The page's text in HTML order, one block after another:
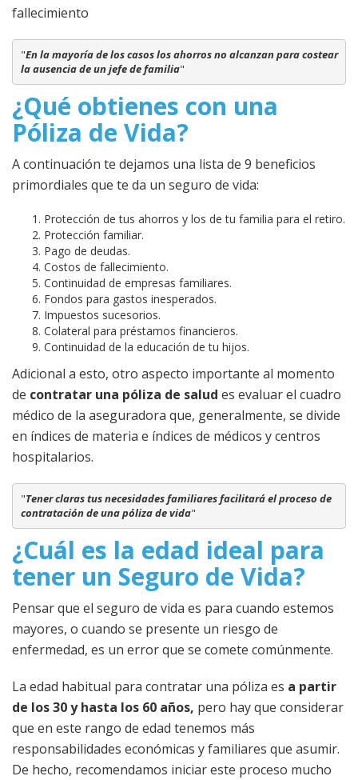
fallecimiento
"En la mayoría de los casos los ahorros no alcanzan para costear
la ausencia de un jefe de familia"
¿Qué obtienes con una
Póliza de Vida?
A continuación te dejamos una lista de 9 beneficios
primordiales que te da un seguro de vida:
Protección de tus ahorros y los de tu familia para el retiro.
Protección familiar.
Pago de deudas.
Costos de fallecimiento.
Continuidad de empresas familiares.
Fondos para gastos inesperados.
Impuestos sucesorios.
Colateral para préstamos financieros.
Continuidad de la educación de tu hijos.
Adicional a esto, otro aspecto importante al momento
de contratar una póliza de salud es evaluar el cuadro
médico de la aseguradora que, generalmente, se divide
en índices de materia e índices de médicos y centros
hospitalarios.
"Tener claras tus necesidades familiares facilitará el proceso de
contratación de una póliza de vida"
¿Cuál es la edad ideal para
tener un Seguro de Vida?
Pensar que el seguro de vida es para cuando estemos
mayores, o cuando se presente un riesgo de
enfermedad, es un error que se comete comúnmente.
La edad habitual para contratar una póliza es a partir
de los 30 y hasta los 60 años, pero hay que considerar
que en este rango de edad tenemos más
responsabilidades económicas y familiares que asumir.
De hecho, recomendamos iniciar este proceso mucho